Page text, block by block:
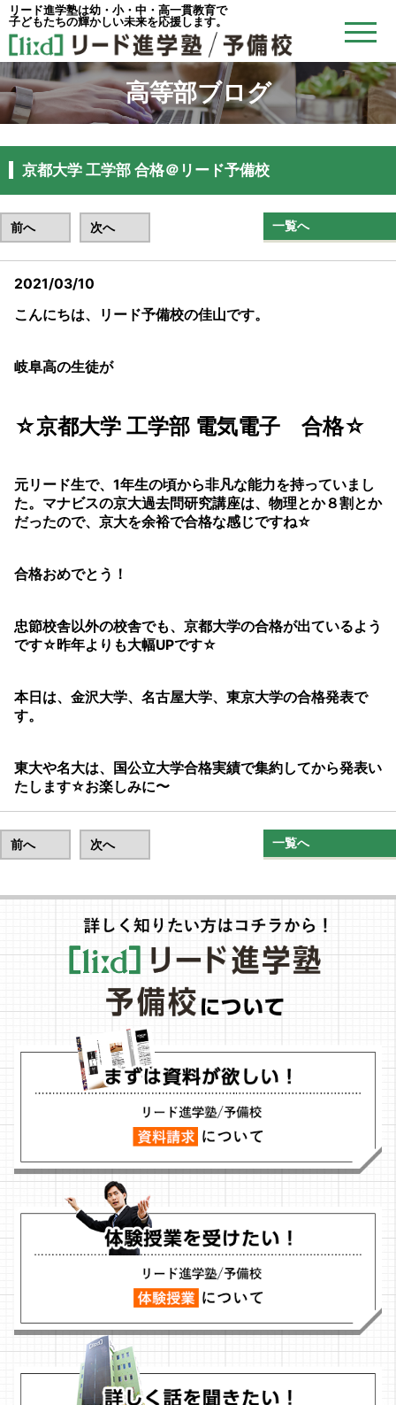
リード進学塾は幼・小・中・高一貫教育で
子どもたちの輝かしい未来を応援します。
高等部ブログ
京都大学 工学部 合格＠リード予備校
前へ 次へ 一覧へ
2021/03/10
こんにちは、リード予備校の佳山です。
岐阜高の生徒が
☆京都大学 工学部 電気電子 合格☆
元リード生で、1年生の頃から非凡な能力を持っていまし
た。マナビスの京大過去問研究講座は、物理とか８割とか
だったので、京大を余裕で合格な感じですね☆
合格おめでとう！
忠節校舎以外の校舎でも、京都大学の合格が出ているよう
です☆昨年よりも大幅UPです☆
本日は、金沢大学、名古屋大学、東京大学の合格発表で
す。
東大や名大は、国公立大学合格実績で集約してから発表い
たします☆お楽しみに〜
前へ 次へ 一覧へ